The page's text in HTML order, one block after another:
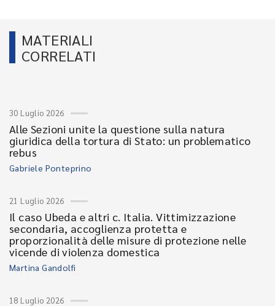
MATERIALI
CORRELATI
30 Luglio 2026
Alle Sezioni unite la questione sulla natura
giuridica della tortura di Stato: un problematico
rebus
Gabriele Ponteprino
21 Luglio 2026
Il caso Ubeda e altri c. Italia. Vittimizzazione
secondaria, accoglienza protetta e
proporzionalità delle misure di protezione nelle
vicende di violenza domestica
Martina Gandolfi
18 Luglio 2026